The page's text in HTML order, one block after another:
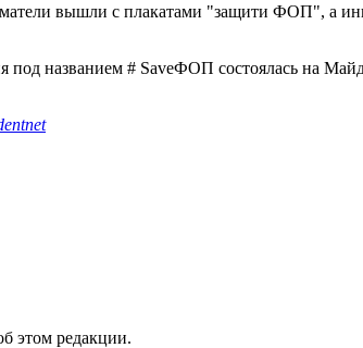
вышли с плакатами "защити ФОП", а
под названием # SaveФОП состоялась на
этом редакции.